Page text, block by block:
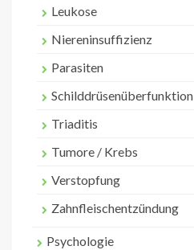
Leukose
Niereninsuffizienz
Parasiten
Schilddrüsenüberfunktion
Triaditis
Tumore / Krebs
Verstopfung
Zahnfleischentzündung
Psychologie